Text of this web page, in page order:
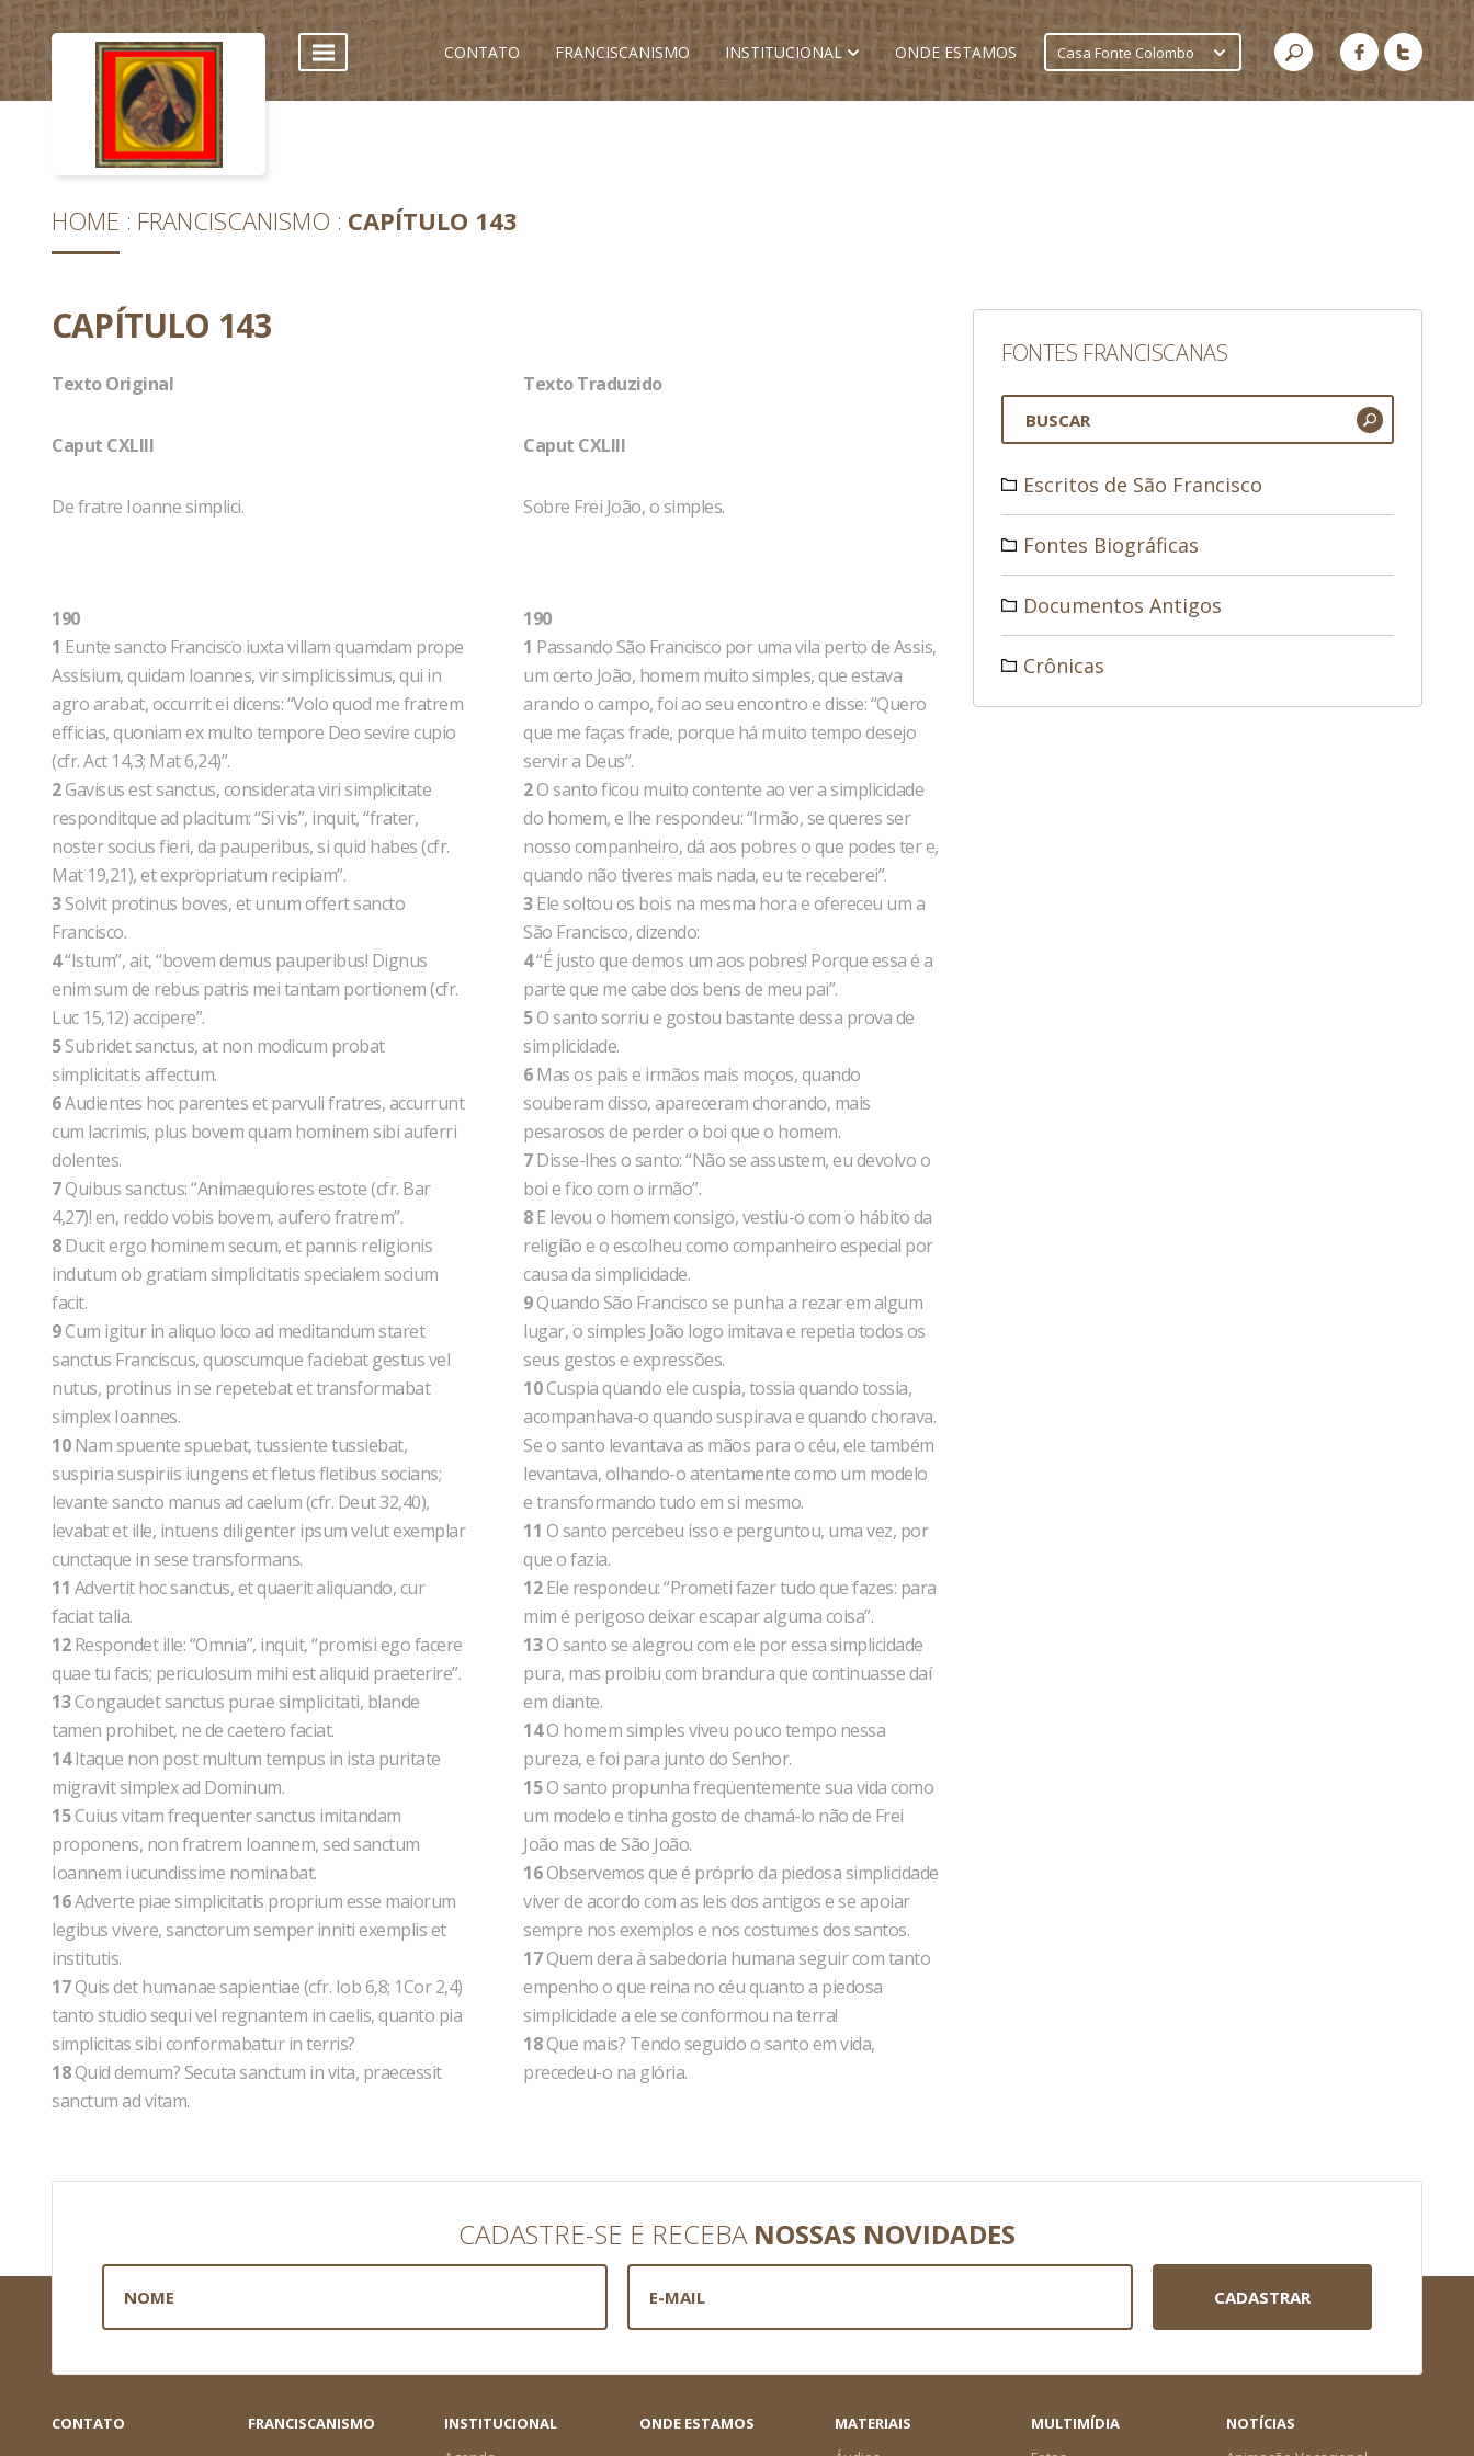
CONTATO FRANCISCANISMO INSTITUCIONAL ONDE ESTAMOS Casa Fonte Colombo
HOME FRANCISCANISMO CAPÍTULO 143
CAPÍTULO 143
Texto Original
Caput CXLIII
De fratre Ioanne simplici.
190
1 Eunte sancto Francisco iuxta villam quamdam prope
Assisium, quidam Ioannes, vir simplicissimus, qui in
agro arabat, occurrit ei dicens: “Volo quod me fratrem
efficias, quoniam ex multo tempore Deo sevire cupio
(cfr. Act 14,3; Mat 6,24)”.
2Gavisus est sanctus, considerata viri simplicitate
responditque ad placitum: “Si vis”, inquit, “frater,
noster socius fieri, da pauperibus, si quid habes (cfr.
Mat 19,21), et expropriatum recipiam”.
3Solvit protinus boves, et unum offert sancto
Francisco.
4“Istum”, ait, “bovem demus pauperibus! Dignus
enim sum de rebus patris mei tantam portionem (cfr.
Luc 15,12) accipere”.
5Subridet sanctus, at non modicum probat
simplicitatis affectum.
6Audientes hoc parentes et parvuli fratres, accurrunt
cum lacrimis, plus bovem quam hominem sibi auferri
dolentes.
7Quibus sanctus: “Animaequiores estote (cfr. Bar
4,27)! en, reddo vobis bovem, aufero fratrem”.
8Ducit ergo hominem secum, et pannis religionis
indutum ob gratiam simplicitatis specialem socium
facit.
9Cum igitur in aliquo loco ad meditandum staret
sanctus Franciscus, quoscumque faciebat gestus vel
nutus, protinus in se repetebat et transformabat
simplex Ioannes.
10Nam spuente spuebat, tussiente tussiebat,
suspiria suspiriis iungens et fletus fletibus socians;
levante sancto manus ad caelum (cfr. Deut 32,40),
levabat et ille, intuens diligenter ipsum velut exemplar
cunctaque in sese transformans.
11 Advertit hoc sanctus, et quaerit aliquando, cur
faciat talia.
12Respondet ille: “Omnia”, inquit, “promisi ego facere
quae tu facis; periculosum mihi est aliquid praeterire”.
13Congaudet sanctus purae simplicitati, blande
tamen prohibet, ne de caetero faciat.
14Itaque non post multum tempus in ista puritate
migravit simplex ad Dominum.
15Cuius vitam frequenter sanctus imitandam
proponens, non fratrem Ioannem, sed sanctum
Ioannem iucundissime nominabat.
16Adverte piae simplicitatis proprium esse maiorum
legibus vivere, sanctorum semper inniti exemplis et
institutis.
17Quis det humanae sapientiae (cfr. Iob 6,8; 1Cor 2,4)
tanto studio sequi vel regnantem in caelis, quanto pia
simplicitas sibi conformabatur in terris?
18Quid demum? Secuta sanctum in vita, praecessit
sanctum ad vitam.
Texto Traduzido
Caput CXLIII
Sobre Frei João, o simples.
190
1 Passando São Francisco por uma vila perto de Assis,
um certo João, homem muito simples, que estava
arando o campo, foi ao seu encontro e disse: “Quero
que me faças frade, porque há muito tempo desejo
servir a Deus”.
2O santo ficou muito contente ao ver a simplicidade
do homem, e lhe respondeu: “Irmão, se queres ser
nosso companheiro, dá aos pobres o que podes ter e,
quando não tiveres mais nada, eu te receberei”.
3Ele soltou os bois na mesma hora e ofereceu um a
São Francisco, dizendo:
4“É justo que demos um aos pobres! Porque essa é a
parte que me cabe dos bens de meu pai”.
5O santo sorriu e gostou bastante dessa prova de
simplicidade.
6Mas os pais e irmãos mais moços, quando
souberam disso, apareceram chorando, mais
pesarosos de perder o boi que o homem.
7Disse-lhes o santo: “Não se assustem, eu devolvo o
boi e fico com o irmão”.
8E levou o homem consigo, vestiu-o com o hábito da
religião e o escolheu como companheiro especial por
causa da simplicidade.
9Quando São Francisco se punha a rezar em algum
lugar, o simples João logo imitava e repetia todos os
seus gestos e expressões.
10Cuspia quando ele cuspia, tossia quando tossia,
acompanhava-o quando suspirava e quando chorava.
Se o santo levantava as mãos para o céu, ele também
levantava, olhando-o atentamente como um modelo
e transformando tudo em si mesmo.
11 O santo percebeu isso e perguntou, uma vez, por
que o fazia.
12Ele respondeu: “Prometi fazer tudo que fazes: para
mim é perigoso deixar escapar alguma coisa”.
13O santo se alegrou com ele por essa simplicidade
pura, mas proibiu com brandura que continuasse daí
em diante.
14O homem simples viveu pouco tempo nessa
pureza, e foi para junto do Senhor.
15O santo propunha freqüentemente sua vida como
um modelo e tinha gosto de chamá-lo não de Frei
João mas de São João.
16Observemos que é próprio da piedosa simplicidade
viver de acordo com as leis dos antigos e se apoiar
sempre nos exemplos e nos costumes dos santos.
17Quem dera à sabedoria humana seguir com tanto
empenho o que reina no céu quanto a piedosa
simplicidade a ele se conformou na terra!
18Que mais? Tendo seguido o santo em vida,
precedeu-o na glória.
FONTES FRANCISCANAS
Escritos de São Francisco
Fontes Biográficas
Documentos Antigos
Crônicas
CADASTRE-SE E RECEBA NOSSAS NOVIDADES
CADASTRAR
CONTATO FRANCISCANISMO
INSTITUCIONAL
ONDE ESTAMOS
MATERIAIS
MULTIMÍDIA
NOTÍCIAS